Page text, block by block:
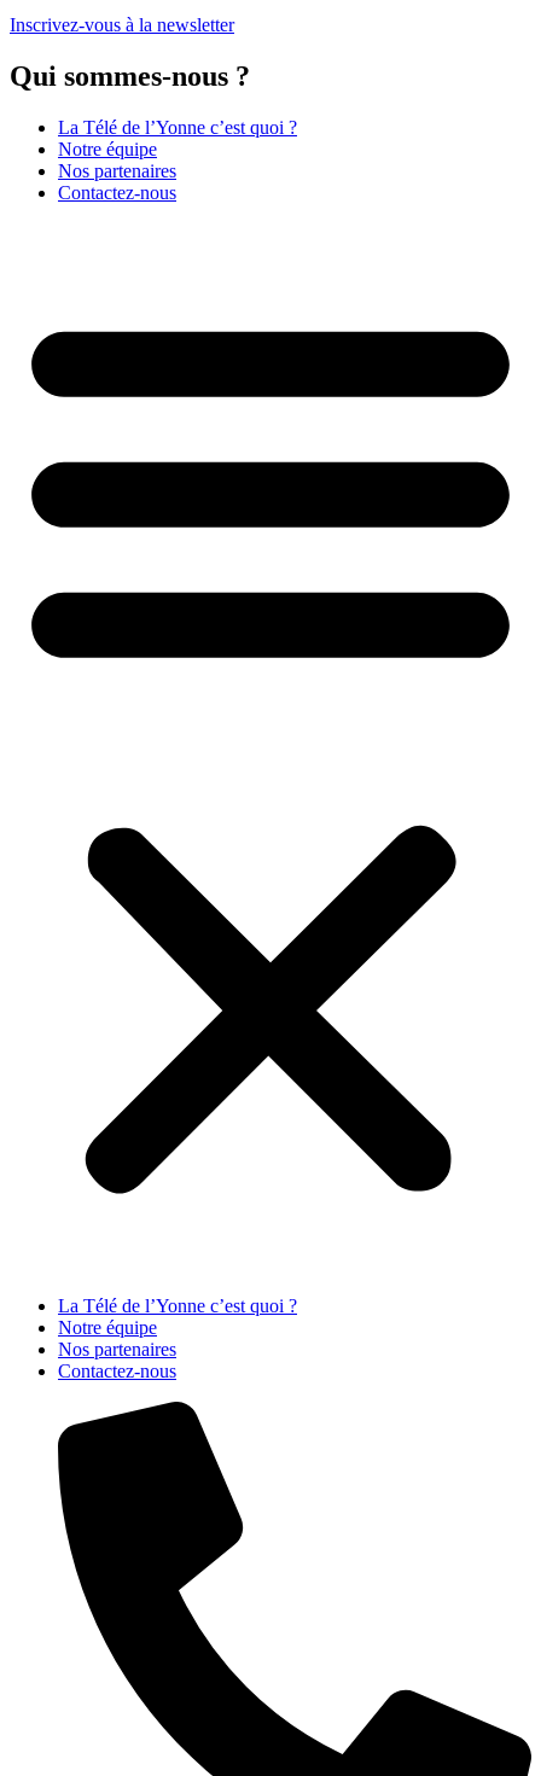
Inscrivez-vous à la newsletter
Qui sommes-nous ?
La Télé de l’Yonne c’est quoi ?
Notre équipe
Nos partenaires
Contactez-nous
La Télé de l’Yonne c’est quoi ?
Notre équipe
Nos partenaires
Contactez-nous